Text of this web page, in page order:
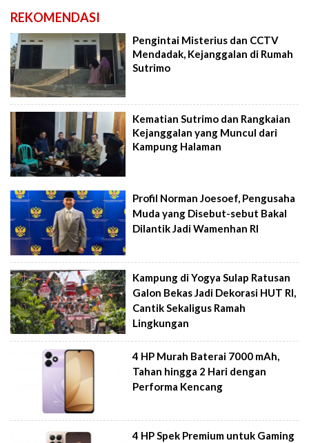
REKOMENDASI
Pengintai Misterius dan CCTV
Mendadak, Kejanggalan di Rumah
Sutrimo
Kematian Sutrimo dan Rangkaian
Kejanggalan yang Muncul dari
Kampung Halaman
Profil Norman Joesoef, Pengusaha
Muda yang Disebut-sebut Bakal
Dilantik Jadi Wamenhan RI
Kampung di Yogya Sulap Ratusan
Galon Bekas Jadi Dekorasi HUT RI,
Cantik Sekaligus Ramah
Lingkungan
4 HP Murah Baterai 7000 mAh,
Tahan hingga 2 Hari dengan
Performa Kencang
4 HP Spek Premium untuk Gaming